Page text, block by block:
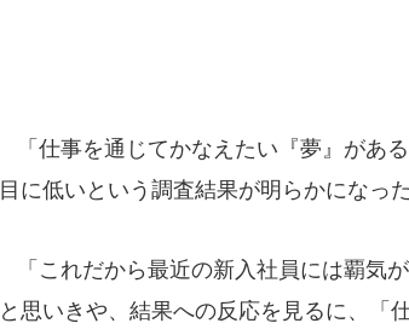
「仕事を通じてかなえたい『夢』があ
目に低いという調査結果が明らかになった
「これだから最近の新入社員には覇気
と思いきや、結果への反応を見るに、「